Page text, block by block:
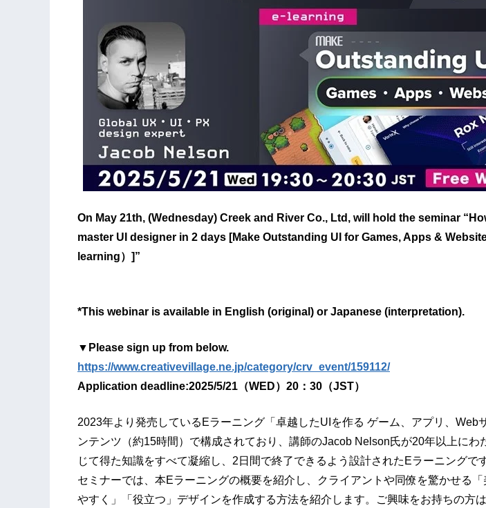
On May 21th, (Wednesday) Creek and River Co., Ltd, will hold the seminar
master UI designer in 2 days [Make Outstanding UI for Games, Apps &
learning）]”
*This webinar is available in English (original) or Japanese (interpretation).
▼Please sign up from below.
https://www.creativevillage.ne.jp/category/crv_event/159112/
Application deadline:2025/5/21（WED）20：30（JST）
2023年より発売しているEラーニング「卓越したUIを作る ゲーム、アプリ、Web
ンテンツ（約15時間）で構成されており、講師のJacob Nelson氏が20年以上にわ
じて得た知識をすべて凝縮し、2日間で終了できるよう設計されたEラーニングで
セミナーでは、本Eラーニングの概要を紹介し、クライアントや同僚を驚かせる
やすく」「役立つ」デザインを作成する方法を紹介します。ご興味をお持ちの方